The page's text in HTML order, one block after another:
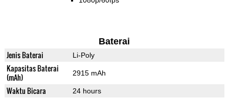
Baterai
Jenis Baterai Li-Poly
Kapasitas Baterai
(mAh)
2915 mAh
Waktu Bicara 24 hours